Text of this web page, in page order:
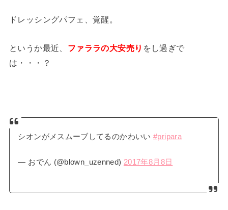
ドレッシングパフェ、覚醒。
というか最近、 ファララの大安売り をし過ぎで
は・・・？
シオンがメスムーブしてるのかわいい#pripara
— おでん (@blown_uzenned) 2017年8月8日